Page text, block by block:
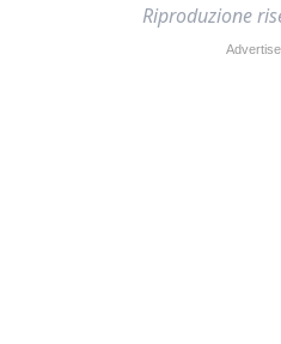
Riproduzione